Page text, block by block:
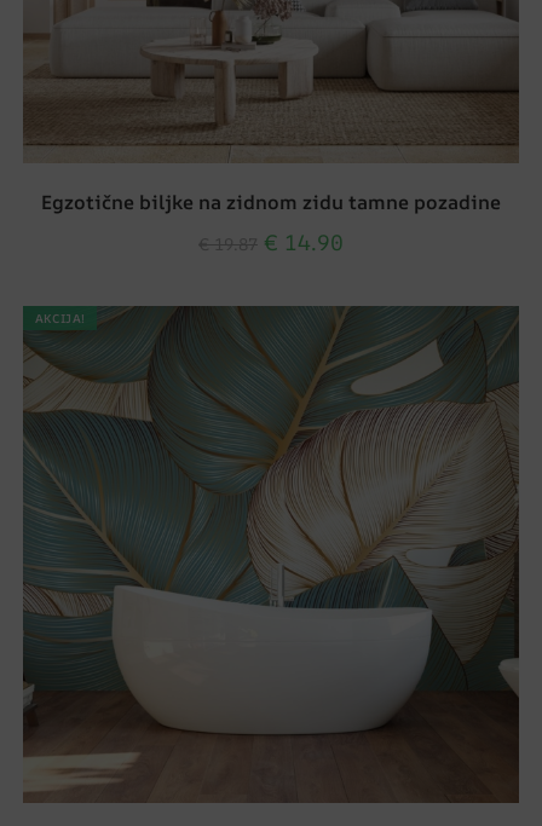
Egzotične biljke na zidnom zidu tamne pozadine
€ 14.90
AKCIJA!